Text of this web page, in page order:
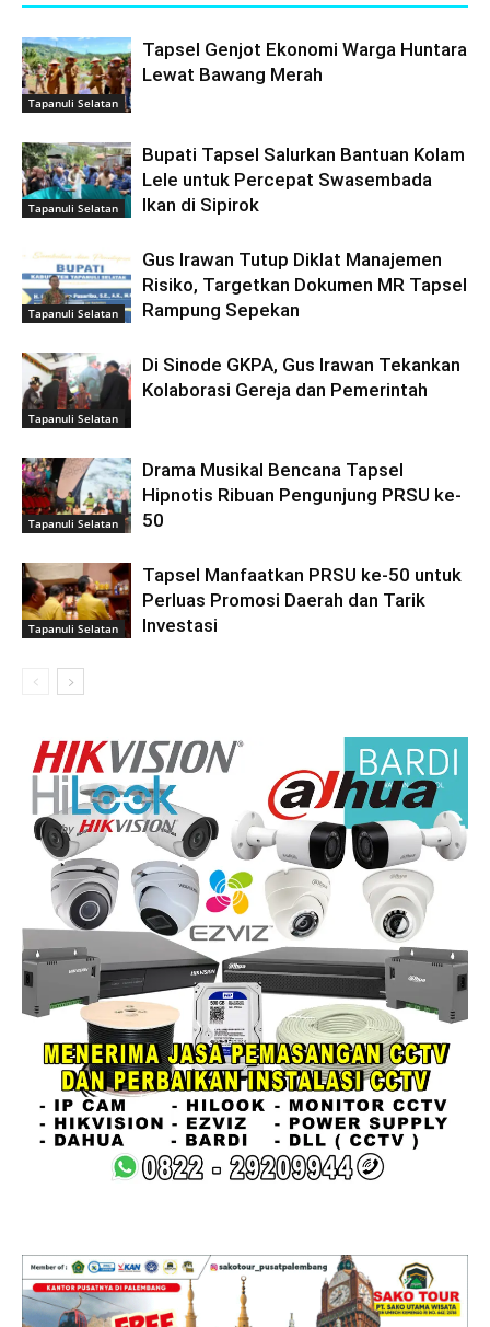
Tapanuli Selatan
Tapsel Genjot Ekonomi Warga Huntara
Lewat Bawang Merah
Tapanuli Selatan
Bupati Tapsel Salurkan Bantuan Kolam
Lele untuk Percepat Swasembada
Ikan di Sipirok
Tapanuli Selatan
Gus Irawan Tutup Diklat Manajemen
Risiko, Targetkan Dokumen MR Tapsel
Rampung Sepekan
Tapanuli Selatan
Di Sinode GKPA, Gus Irawan Tekankan
Kolaborasi Gereja dan Pemerintah
Tapanuli Selatan
Drama Musikal Bencana Tapsel
Hipnotis Ribuan Pengunjung PRSU ke-
50
Tapanuli Selatan
Tapsel Manfaatkan PRSU ke-50 untuk
Perluas Promosi Daerah dan Tarik
Investasi